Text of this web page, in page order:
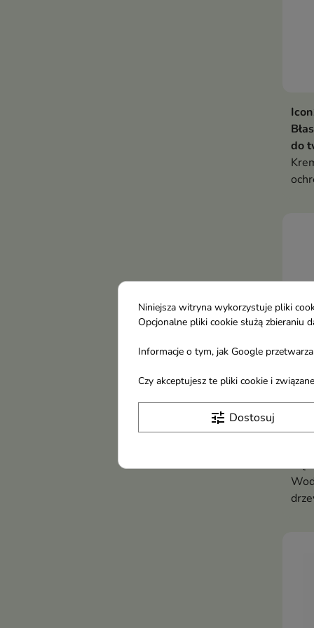
do
Niniejsza witryna wykorzystuje pliki
Opcjonalne pliki cookie służą
Informacje o tym, jak Google
Czy akceptujesz te pliki cookie i
tune Dostosuj